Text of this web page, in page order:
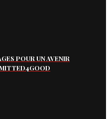
POUR UN AVENIR